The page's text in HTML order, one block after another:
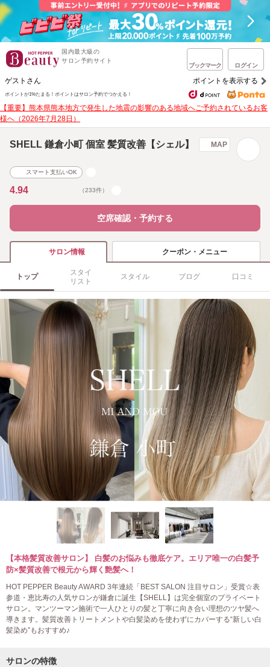
国内最大級の
サロン予約サイト
ブックマーク ログイン
ゲストさん ポイントを表示する
ポイントが1%たまる！ ポイントはサロン予約でつかえる！
【重要】熊本県熊本地方で発生した地震の影響のある地域へご予約されているお客
様へ（2026年7月28日）
SHELL 鎌倉小町 個室 髪質改善【シェル】 MAP
スマート支払いOK
4.94 （233件）
空席確認・予約する
サロン情報 クーポン・メニュー
トップ
スタイ
リスト
スタイル ブログ 口コミ
【本格髪質改善サロン】 白髪のお悩みも徹底ケア。エリア唯一の白髪予
防×髪質改善で根元から輝く艶髪へ！
HOT PEPPER Beauty AWARD 3年連続「BEST SALON 注目サロン」受賞☆表
参道・恵比寿の人気サロンが鎌倉に誕生【SHELL】は完全個室のプライベート
サロン。マンツーマン施術で一人ひとりの髪と丁寧に向き合い理想のツヤ髪へ
導きます。髪質改善トリートメントや白髪染めを使わずにカバーする“新しい白
髪染め”もおすすめ♪
サロンの特徴